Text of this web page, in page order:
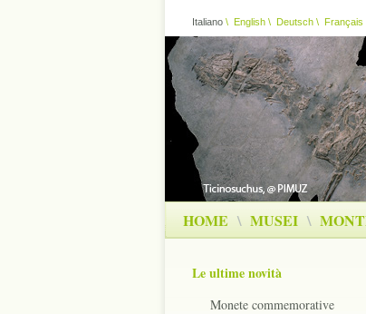
Italiano \ English \ Deutsch \ Français
HOME \ MUSEI \
Le ultime novità
Monete commemorative